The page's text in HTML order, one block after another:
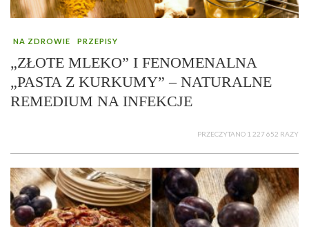
NA ZDROWIE PRZEPISY
„ZŁOTE MLEKO” I FENOMENALNA
„PASTA Z KURKUMY” – NATURALNE
REMEDIUM NA INFEKCJE
PRZECZYTANO 1 227 652 RAZY